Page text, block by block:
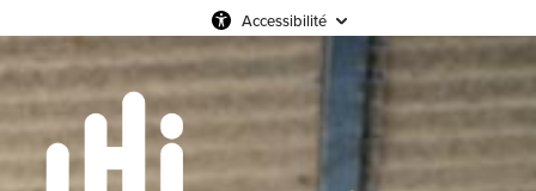
Accessibilité